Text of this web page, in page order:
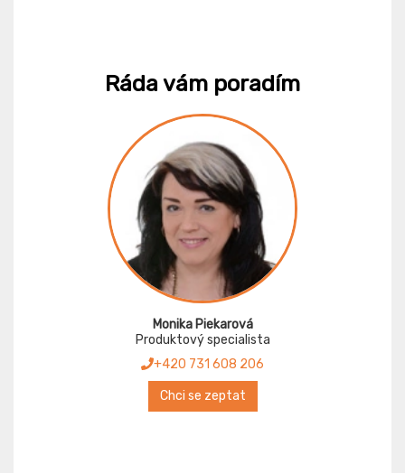
Ráda vám poradím
Monika Piekarová
Produktový specialista
+420 731 608 206
Chci se zeptat